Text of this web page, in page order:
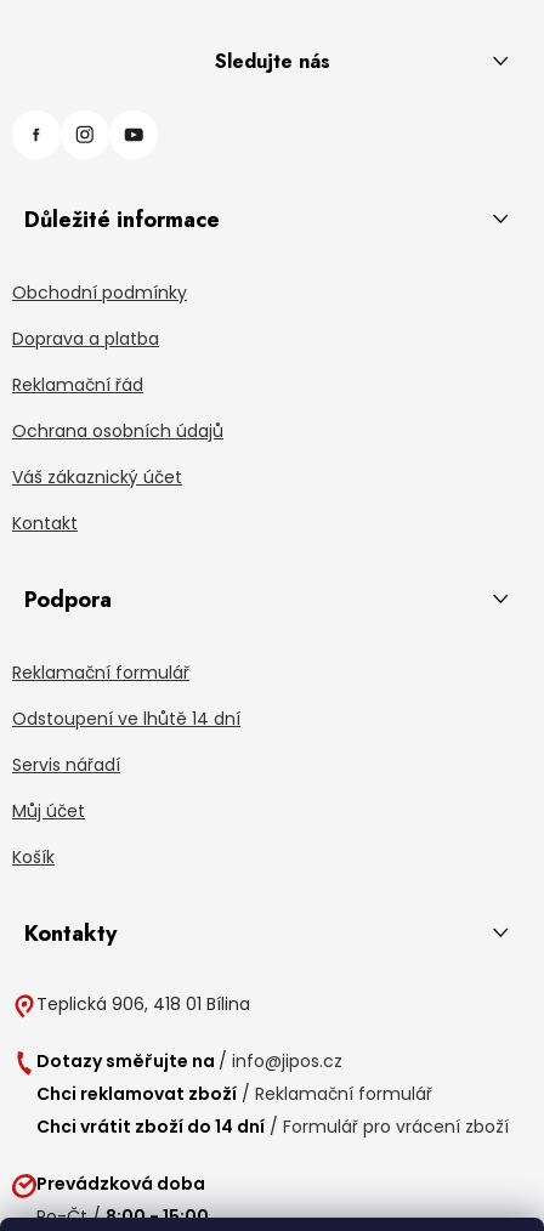
Sledujte nás
Důležité informace
Obchodní podmínky
Doprava a platba
Reklamační řád
Ochrana osobních údajů
Váš zákaznický účet
Kontakt
Podpora
Reklamační formulář
Odstoupení ve lhůtě 14 dní
Servis nářadí
Můj účet
Košík
Kontakty
Teplická 906, 418 01 Bílina
Dotazy směřujte na / info@jipos.cz
Chci reklamovat zboží / Reklamační formulář
Chci vrátit zboží do 14 dní / Formulář pro vrácení zboží
Prevádzková doba
Po-Čt /8:00 - 15:00